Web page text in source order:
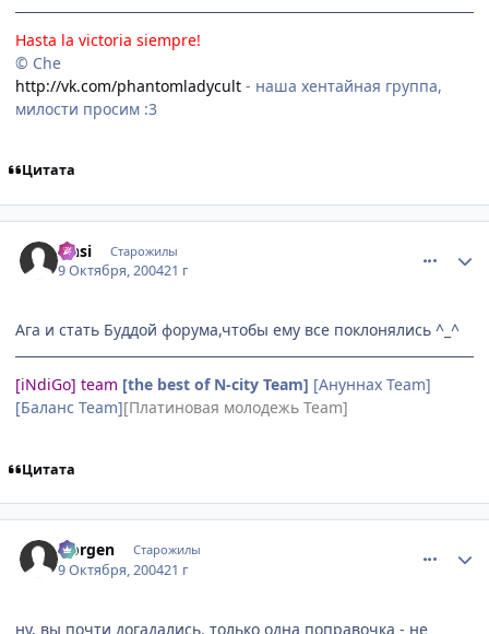
Hasta la victoria siempre!
© Che
http://vk.com/phantomladycult - наша хентайная группа,
милости просим :3
Цитата
Onsi Старожилы
9 Октября, 200421 г
Ага и стать Буддой форума,чтобы ему все поклонялись ^_^
[iNdiGo] team [the best of N-city Team] [Ануннах Team]
[Баланс Team][Платиновая молодежь Team]
Цитата
Norgen Старожилы
9 Октября, 200421 г
ну, вы почти догадались. только одна поправочка - не